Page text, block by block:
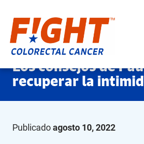
Saltar
al
contenido
Los consejos de
recuperar la
Publicadoagosto 10, 2022